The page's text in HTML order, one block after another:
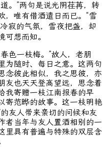
”两句是说光阴荏苒，转
，唯有借酒遣日而已。“雪
寂的气氛，雪夜把盏，却
想而知。
一枝梅。”故人，老朋
为随时、每日之意。这两句
念彼此相似，我之思彼，亦
友也天天登高望远，思念着
我寄赠一枝江南报春的早
寄范晔的故事。这一枝明艳
友人带来亲切的问候和友
者当年与友人置酒相别的一
里具有普遍与特殊的双层含